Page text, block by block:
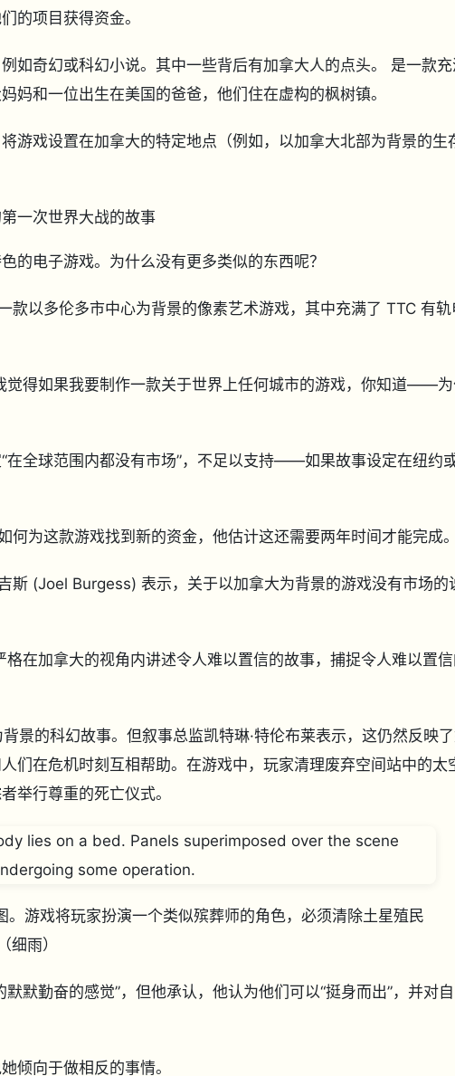
的项目获得资金。
如奇幻或科幻小说。其中一些背后有加拿大人的点头。 是一款
妈和一位出生在美国的爸爸，他们住在虚构的枫树镇。
游戏设置在加拿大的特定地点（例如，以加拿大北部为背景的生
一次世界大战的故事
的电子游戏。为什么没有更多类似的东西呢？
以多伦多市中心为背景的像素艺术游戏，其中充满了 TTC 有轨
觉得如果我要制作一款关于世界上任何城市的游戏，你知道——
在全球范围内都没有市场”，不足以支持——如果故事设定在纽约
何为这款游戏找到新的资金，他估计这还需要两年时间才能完成。
斯 (Joel Burgess) 表示，关于以加拿大为背景的游戏没有市场的
在加拿大的视角内讲述令人难以置信的故事，捕捉令人难以置
景的科幻故事。但叙事总监凯特琳·特伦布莱表示，这仍然反映
们在危机时刻互相帮助。在游戏中，玩家清理废弃空间站中的太
举行尊重的死亡仪式。
游戏将玩家扮演一个类似殡葬师的角色，必须清除土星殖民
（细雨）
默勤奋的感觉”，但他承认，他认为他们可以“挺身而出”，并对
倾向于做相反的事情。